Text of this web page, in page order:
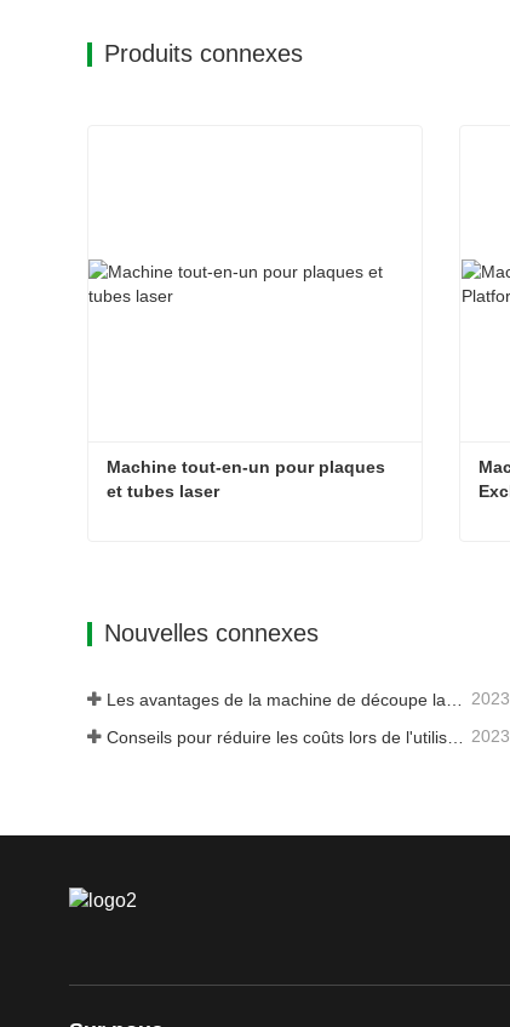
Produits connexes
Machine tout-en-un pour plaques
et tubes laser
Nouvelles connexes